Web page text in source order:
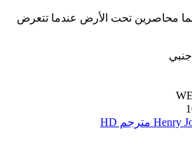
محاصرين تحت الأرض عندما تتعرض